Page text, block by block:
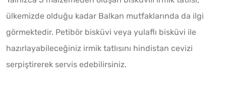
ülkemizde olduğu kadar Balkan mutfaklarında da ilgi
görmektedir. Petibör bisküvi veya yulaflı bisküvi ile
hazırlayabileceğiniz irmik tatlısını hindistan cevizi
serpiştirerek servis edebilirsiniz.